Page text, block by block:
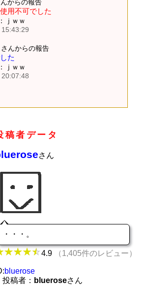
からの報告
用不可でした
ｊｗｗ
さんからの報告
た
ｊｗｗ
稿者データ
さん
・・・。
4.9 （1,405件のレビュー）
bluerose
投稿者： blueroseさん